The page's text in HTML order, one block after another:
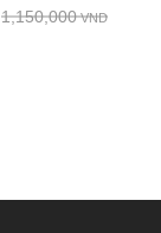
1,150,000 VND